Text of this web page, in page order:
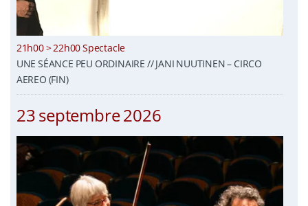
21h00 > 22h00 Spectacle
UNE SÉANCE PEU ORDINAIRE // JANI NUUTINEN – CIRCO
AEREO (FIN)
23 septembre 2026